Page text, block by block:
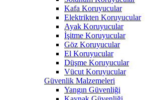
Kafa Koruyucular
Elektrikten Koruyucular
Ayak Koruyucular
İşitme Koruyucular
Göz Koruyucular
El Koruyucular
Düşme Koruyucular
Vücut Koruyucular
Güvenlik Malzemeleri
Yangın Güvenliği